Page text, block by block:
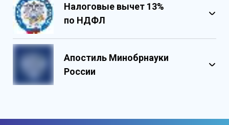
защиты
Государственными реестровыми
Персонализированный документ о
Налоговые вычет 13%
по НДФЛ
Апостиль Минобрнауки
России